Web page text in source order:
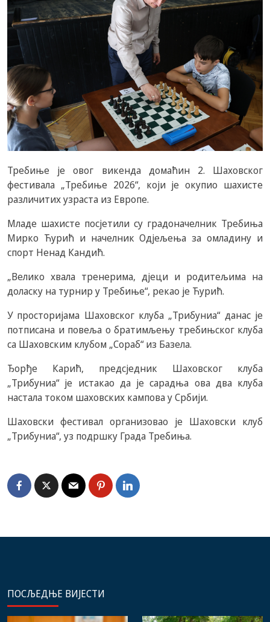
Требиње је овог викенда домаћин 2. Шаховског
фестивала „Требиње 2026“, који је окупио шахисте
различитих узраста из Европе.
Младе шахисте посјетили су градоначелник Требиња
Мирко Ћурић и начелник Одјељења за омладину и
спорт Ненад Кандић.
„Велико хвала тренерима, дјеци и родитељима на
доласку на турнир у Требиње“, рекао је Ћурић.
У просторијама Шаховског клуба „Трибуниа“ данас је
потписана и повеља о братимљењу требињског клуба
са Шаховским клубом „Сораб“ из Базела.
Ђорђе Карић, предсједник Шаховског клуба
„Трибуниа“ је истакао да је сарадња ова два клуба
настала током шаховских кампова у Србији.
Шаховски фестивал организовао је Шаховски клуб
„Трибуниа“, уз подршку Града Требиња.
ПОСЉЕДЊЕ ВИЈЕСТИ